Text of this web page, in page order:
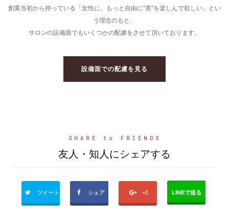
創業当初から持っている「女性に、もっと自由に"美"を楽しんで欲しい」とい
う理念のもと、
サロンの設備面でもいくつかの配慮をさせて頂いております。
設備面での配慮を見る
SHARE to FRIENDS
友人・知人にシェアする
ツイート シェア +1 LINEで送る